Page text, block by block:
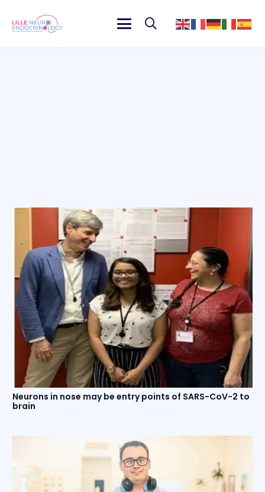
Neurons in nose may be entry points of SARS-CoV-2 to
brain